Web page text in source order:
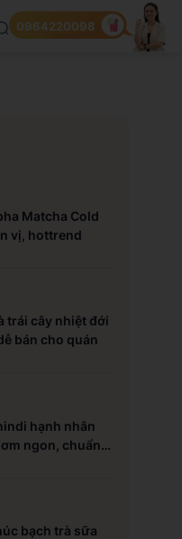
0964220098
Matcha Cold
vị, hottrend
trái cây nhiệt đới
bán cho quán
hạnh nhân
ngon, chuẩn
bạch trà sữa